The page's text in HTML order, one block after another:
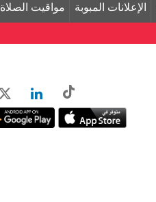
الإعلانات المبوبة مواقيت الصلاة